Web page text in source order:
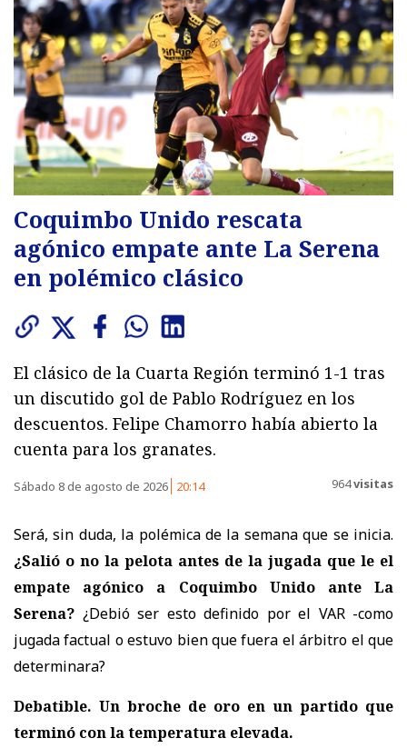
Coquimbo Unido rescata
agónico empate ante La Serena
en polémico clásico
El clásico de la Cuarta Región terminó 1-1 tras
un discutido gol de Pablo Rodríguez en los
descuentos. Felipe Chamorro había abierto la
cuenta para los granates.
Sábado 8 de agosto de 2026 20:14 964visitas
Será, sin duda, la polémica de la semana que se inicia.
¿Salió o no la pelota antes de la jugada que le el
empate agónico a Coquimbo Unido ante La
Serena? ¿Debió ser esto definido por el VAR -como
jugada factual o estuvo bien que fuera el árbitro el que
determinara?
Debatible. Un broche de oro en un partido que
terminó con la temperatura elevada.